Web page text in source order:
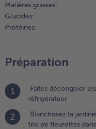
les
et
ajoutez
farine.
et
le
Matières grasses:
Glucides:
Protéines:
Préparation
1
Faites décongeler
réfrigérateur
2
Blanchissez la
trio de fleurettes dans